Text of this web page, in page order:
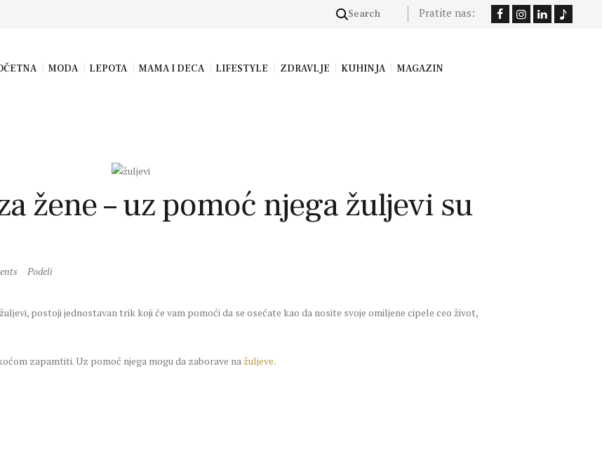
Pratite nas:
MODA LEPOTA MAMA I DECA LIFESTYLE ZDRAVLJE KUHINJA MAGAZIN
žene – uz pomoć njega žuljevi su
Podeli
postoji jednostavan trik koji će vam pomoći da se osećate kao da nosite svoje omiljene cipele ceo život,
zapamtiti. Uz pomoć njega mogu da zaborave nažuljeve.